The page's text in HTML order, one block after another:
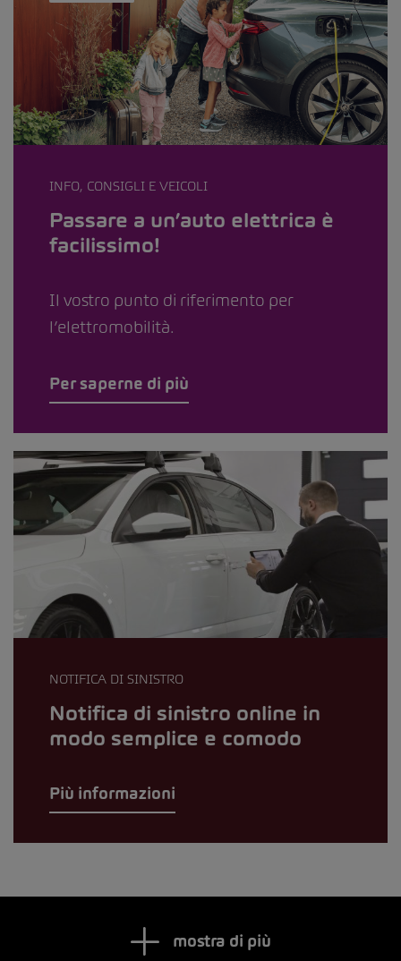
INFO, CONSIGLI E VEICOLI
Passare a un’auto elettrica è
facilissimo!
Il vostro punto di riferimento per
l’elettromobilità.
Per saperne di più
NOTIFICA DI SINISTRO
Notifica di sinistro online in
modo semplice e comodo
Più informazioni
mostra di più